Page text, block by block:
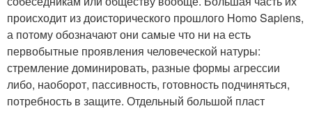
происходит из доисторического прошлого Homo Sapiens,
а потому обозначают они самые что ни на есть
первобытные проявления человеческой натуры:
стремление доминировать, разные формы агрессии
либо, наоборот, пассивность, готовность подчиняться,
потребность в защите. Отдельный большой пласт